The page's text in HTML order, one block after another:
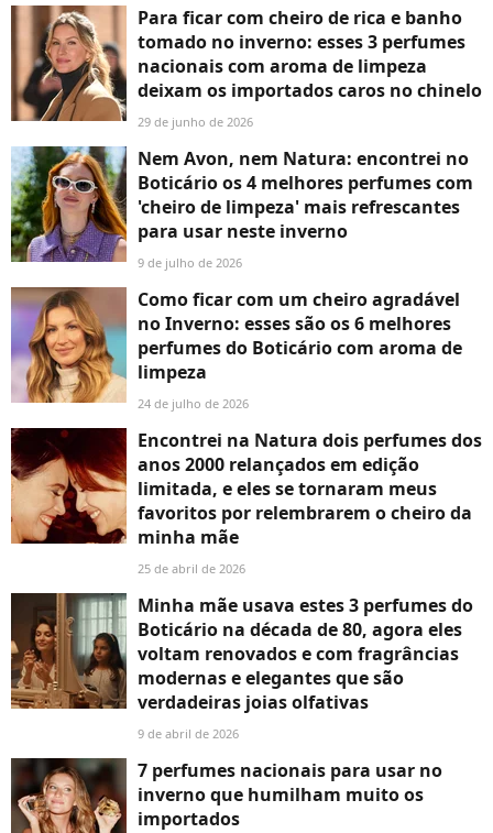
Para ficar com cheiro de rica e banho
tomado no inverno: esses 3 perfumes
nacionais com aroma de limpeza
deixam os importados caros no chinelo
29 de junho de 2026
Nem Avon, nem Natura: encontrei no
Boticário os 4 melhores perfumes com
'cheiro de limpeza' mais refrescantes
para usar neste inverno
9 de julho de 2026
Como ficar com um cheiro agradável
no Inverno: esses são os 6 melhores
perfumes do Boticário com aroma de
limpeza
24 de julho de 2026
Encontrei na Natura dois perfumes dos
anos 2000 relançados em edição
limitada, e eles se tornaram meus
favoritos por relembrarem o cheiro da
minha mãe
25 de abril de 2026
Minha mãe usava estes 3 perfumes do
Boticário na década de 80, agora eles
voltam renovados e com fragrâncias
modernas e elegantes que são
verdadeiras joias olfativas
9 de abril de 2026
7 perfumes nacionais para usar no
inverno que humilham muito os
importados